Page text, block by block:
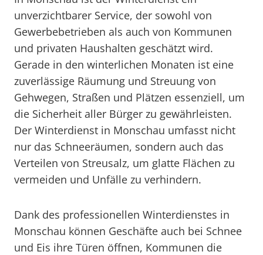
unverzichtbarer Service, der sowohl von
Gewerbebetrieben als auch von Kommunen
und privaten Haushalten geschätzt wird.
Gerade in den winterlichen Monaten ist eine
zuverlässige Räumung und Streuung von
Gehwegen, Straßen und Plätzen essenziell, um
die Sicherheit aller Bürger zu gewährleisten.
Der Winterdienst in Monschau umfasst nicht
nur das Schneeräumen, sondern auch das
Verteilen von Streusalz, um glatte Flächen zu
vermeiden und Unfälle zu verhindern.
Dank des professionellen Winterdienstes in
Monschau können Geschäfte auch bei Schnee
und Eis ihre Türen öffnen, Kommunen die